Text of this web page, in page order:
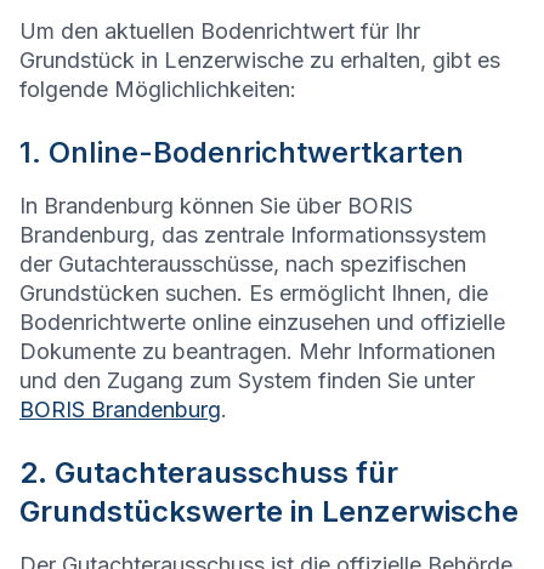
Um den aktuellen Bodenrichtwert für Ihr
Grundstück in Lenzerwische zu erhalten, gibt es
folgende Möglichlichkeiten:
1. Online-Bodenrichtwertkarten
In Brandenburg können Sie über BORIS
Brandenburg, das zentrale Informationssystem
der Gutachterausschüsse, nach spezifischen
Grundstücken suchen. Es ermöglicht Ihnen, die
Bodenrichtwerte online einzusehen und offizielle
Dokumente zu beantragen. Mehr Informationen
und den Zugang zum System finden Sie unter
BORIS Brandenburg.
2. Gutachterausschuss für
Grundstückswerte in Lenzerwische